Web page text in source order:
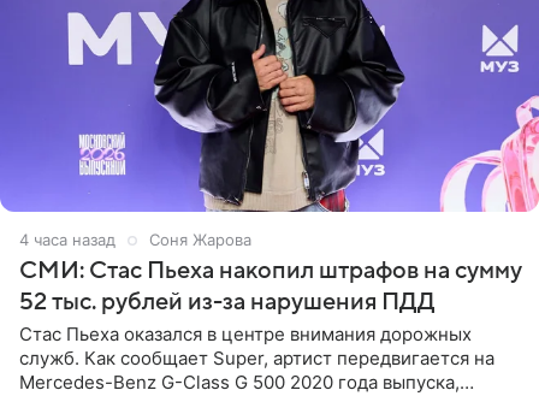
4 часа назад Соня Жарова
СМИ: Стас Пьеха накопил штрафов на сумму
52 тыс. рублей из-за нарушения ПДД
Стас Пьеха оказался в центре внимания дорожных
служб. Как сообщает Super, артист передвигается на
Mercedes-Benz G-Class G 500 2020 года выпуска,